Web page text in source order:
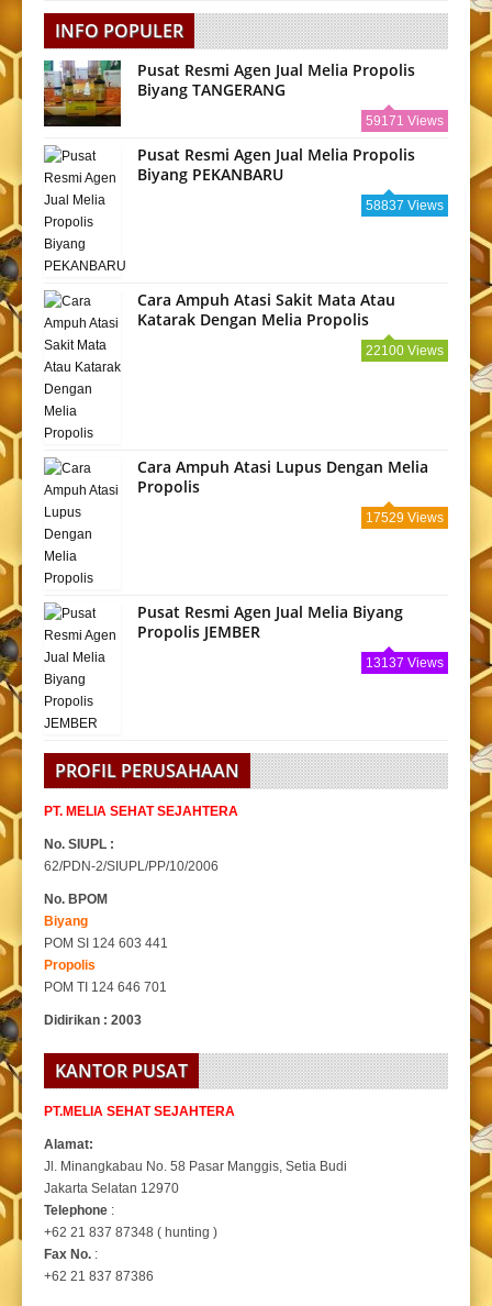
INFO POPULER
Pusat Resmi Agen Jual Melia Propolis
Biyang TANGERANG
59171 Views
Pusat Resmi Agen Jual Melia Propolis
Biyang PEKANBARU
58837 Views
Cara Ampuh Atasi Sakit Mata Atau
Katarak Dengan Melia Propolis
22100 Views
Cara Ampuh Atasi Lupus Dengan Melia
Propolis
17529 Views
Pusat Resmi Agen Jual Melia Biyang
Propolis JEMBER
13137 Views
PROFIL PERUSAHAAN
PT. MELIA SEHAT SEJAHTERA
No. SIUPL :
62/PDN-2/SIUPL/PP/10/2006
No. BPOM
Biyang
POM SI 124 603 441
Propolis
POM TI 124 646 701
Didirikan : 2003
KANTOR PUSAT
PT.MELIA SEHAT SEJAHTERA
Alamat:
Jl. Minangkabau No. 58 Pasar Manggis, Setia Budi
Jakarta Selatan 12970
Telephone :
+62 21 837 87348 ( hunting )
Fax No. :
+62 21 837 87386